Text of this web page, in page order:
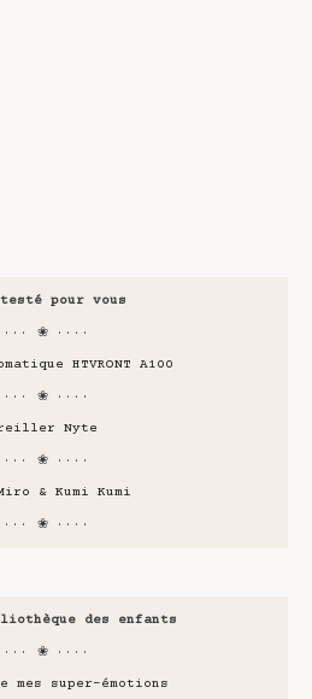
pour vous
❀ ····
HTVRONT A100
❀ ····
Nyte
❀ ····
& Kumi Kumi
❀ ····
des enfants
❀ ····
mes super-émotions